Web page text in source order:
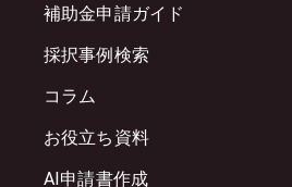
補助金申請ガイド
採択事例検索
コラム
お役立ち資料
AI申請書作成